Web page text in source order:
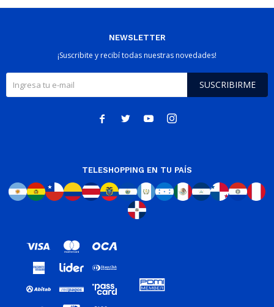
NEWSLETTER
¡Suscribite y recibí todas nuestras novedades!
SUSCRIBIRME
   
TELESHOPPING EN TU PAÍS